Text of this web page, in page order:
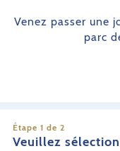
Venez passer une
parc
Étape 1 de 2
Veuillez